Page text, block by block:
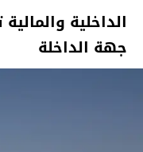
الداخلية
جهة الداخلة